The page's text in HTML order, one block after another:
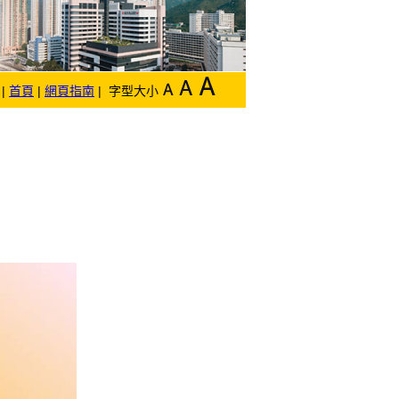
| 首頁 | 網頁指南 | 字型大小